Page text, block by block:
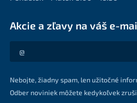
Akcie a zľavy na váš e-
Akcie a zľavy na váš e-mail z prvej ruky
Nebojte, žiadny spam, len užitočné
Odber noviniek môžete kedykoľvek